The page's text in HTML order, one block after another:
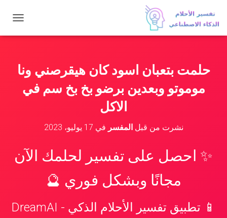
ب
ل
احلمت بتعبان اسود كان هيقرصني ونا
موموتو وبعدين برضو بخ بخ سم في
الاكل
نشرت من قبلالمفسر في 17 يوليو، 2023
✨ احصل على تفسير لحلمك الآن
مجانًا وبشكل فوري 🔮
📱 تطبيق تفسير الأحلام الذكي - DreamAI